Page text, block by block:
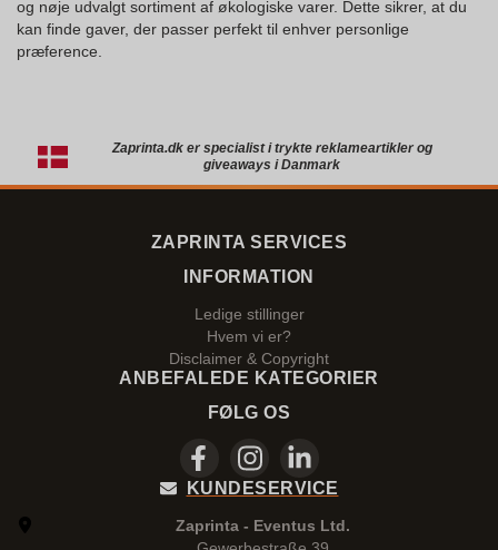
og nøje udvalgt sortiment af økologiske varer. Dette sikrer, at du
kan finde gaver, der passer perfekt til enhver personlige
præference.
Zaprinta.dk er specialist i trykte reklameartikler og
giveaways i Danmark
ZAPRINTA SERVICES
INFORMATION
Ledige stillinger
Hvem vi er?
Disclaimer & Copyright
ANBEFALEDE KATEGORIER
FØLG OS
KUNDESERVICE
Zaprinta - Eventus Ltd.